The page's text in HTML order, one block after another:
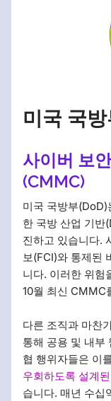
미국 국
사이버 보
(CMMC)
미국 국방부(DoD)
한 국방 산업 기반
진하고 있습니다.
보(FCI)와 통제된
니다. 이러한 위험
10월 최신 CMMC
다른 조직과 마찬
통해 공용 및 내부
협 행위자들은 이
우회하도록 설계
습니다. 매년 수십